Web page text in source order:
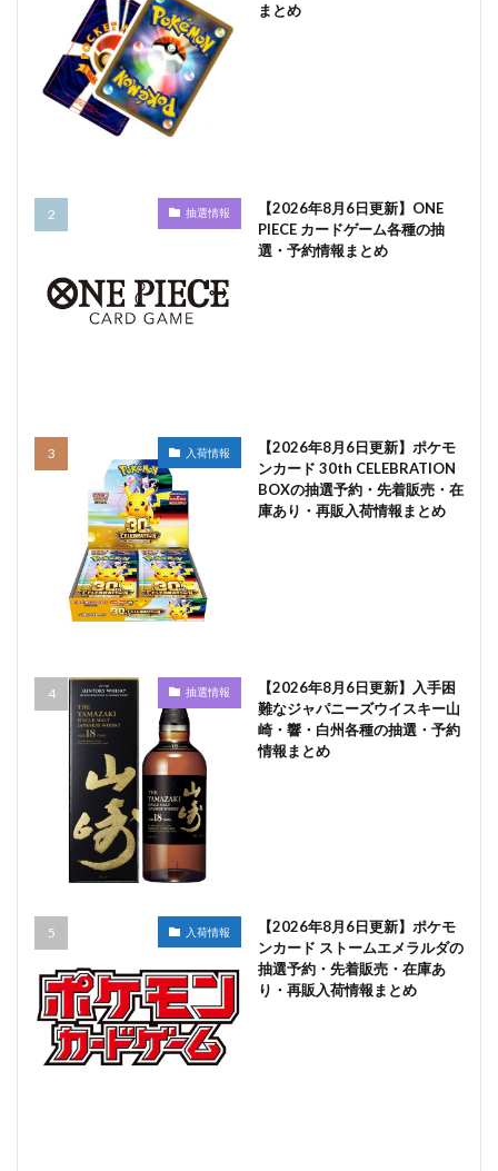
まとめ
抽選情報
【2026年8月6日更新】ONE
PIECE カードゲーム各種の抽
選・予約情報まとめ
入荷情報
【2026年8月6日更新】ポケモ
ンカード 30th CELEBRATION
BOXの抽選予約・先着販売・在
庫あり・再販入荷情報まとめ
抽選情報
【2026年8月6日更新】入手困
難なジャパニーズウイスキー山
崎・響・白州各種の抽選・予約
情報まとめ
入荷情報
【2026年8月6日更新】ポケモ
ンカード ストームエメラルダの
抽選予約・先着販売・在庫あ
り・再販入荷情報まとめ